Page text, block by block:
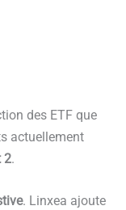
des ETF que
actuellement
2.
. Linxea ajoute